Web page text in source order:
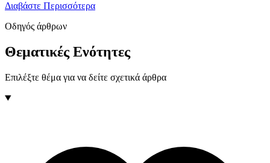
Διαβάστε Περισσότερα
Οδηγός άρθρων
Θεματικές Ενότητες
Επιλέξτε θέμα για να δείτε σχετικά άρθρα